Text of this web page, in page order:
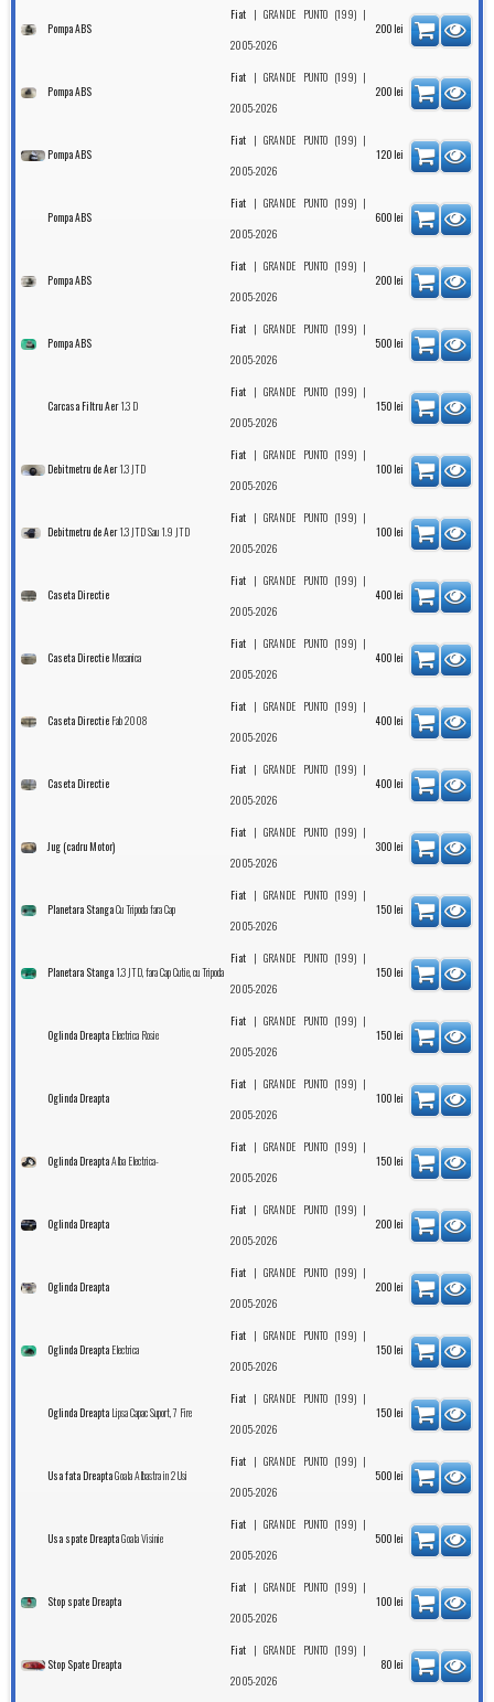
Pompa ABS
Fiat |GRANDE PUNTO (199) |
2005-2026
200 lei
Pompa ABS
Fiat |GRANDE PUNTO (199) |
2005-2026
200 lei
Pompa ABS
Fiat |GRANDE PUNTO (199) |
2005-2026
120 lei
Pompa ABS
Fiat |GRANDE PUNTO (199) |
2005-2026
600 lei
Pompa ABS
Fiat |GRANDE PUNTO (199) |
2005-2026
200 lei
Pompa ABS
Fiat |GRANDE PUNTO (199) |
2005-2026
500 lei
Carcasa Filtru Aer1.3 D
Fiat |GRANDE PUNTO (199) |
2005-2026
150 lei
Debitmetru de Aer1.3 JTD
Fiat |GRANDE PUNTO (199) |
2005-2026
100 lei
Debitmetru de Aer1.3 JTD Sau 1.9 JTD
Fiat |GRANDE PUNTO (199) |
2005-2026
100 lei
Caseta Directie
Fiat |GRANDE PUNTO (199) |
2005-2026
400 lei
Caseta Directie Mecanica
Fiat |GRANDE PUNTO (199) |
2005-2026
400 lei
Caseta Directie Fab 2008
Fiat |GRANDE PUNTO (199) |
2005-2026
400 lei
Caseta Directie
Fiat |GRANDE PUNTO (199) |
2005-2026
400 lei
Jug (cadru Motor)
Fiat |GRANDE PUNTO (199) |
2005-2026
300 lei
Planetara StangaCu Tripoda fara Cap
Fiat |GRANDE PUNTO (199) |
2005-2026
150 lei
Planetara Stanga 1.3 JTD, fara Cap Cutie, cu Tripoda
Fiat |GRANDE PUNTO (199) |
2005-2026
150 lei
Oglinda Dreapta Electrica Rosie
Fiat |GRANDE PUNTO (199) |
2005-2026
150 lei
Oglinda Dreapta
Fiat |GRANDE PUNTO (199) |
2005-2026
100 lei
Oglinda DreaptaAlba Electrica-
Fiat |GRANDE PUNTO (199) |
2005-2026
150 lei
Oglinda Dreapta
Fiat |GRANDE PUNTO (199) |
2005-2026
200 lei
Oglinda Dreapta
Fiat |GRANDE PUNTO (199) |
2005-2026
200 lei
Oglinda Dreapta Electrica
Fiat |GRANDE PUNTO (199) |
2005-2026
150 lei
Oglinda Dreapta Lipsa Capac Suport, 7 Fire
Fiat |GRANDE PUNTO (199) |
2005-2026
150 lei
Usa fata DreaptaGoala Albastra in 2 Usi
Fiat |GRANDE PUNTO (199) |
2005-2026
500 lei
Usa spate DreaptaGoala Visinie
Fiat |GRANDE PUNTO (199) |
2005-2026
500 lei
Stop spate Dreapta
Fiat |GRANDE PUNTO (199) |
2005-2026
100 lei
Stop Spate Dreapta
Fiat |GRANDE PUNTO (199) |
2005-2026
80 lei